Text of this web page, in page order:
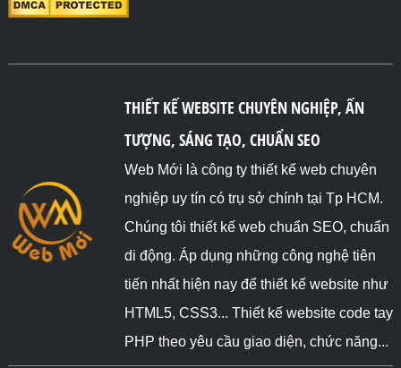
THIẾT KẾ WEBSITE CHUYÊN NGHIỆP, ẤN
TƯỢNG, SÁNG TẠO, CHUẨN SEO
Web Mới là công ty thiết kế web chuyên
nghiệp uy tín có trụ sở chính tại Tp HCM.
Chúng tôi thiết kế web chuẩn SEO, chuẩn
di động. Áp dụng những công nghệ tiên
tiến nhất hiện nay để thiết kế website như
HTML5, CSS3... Thiết kế website code tay
PHP theo yêu cầu giao diện, chức năng...